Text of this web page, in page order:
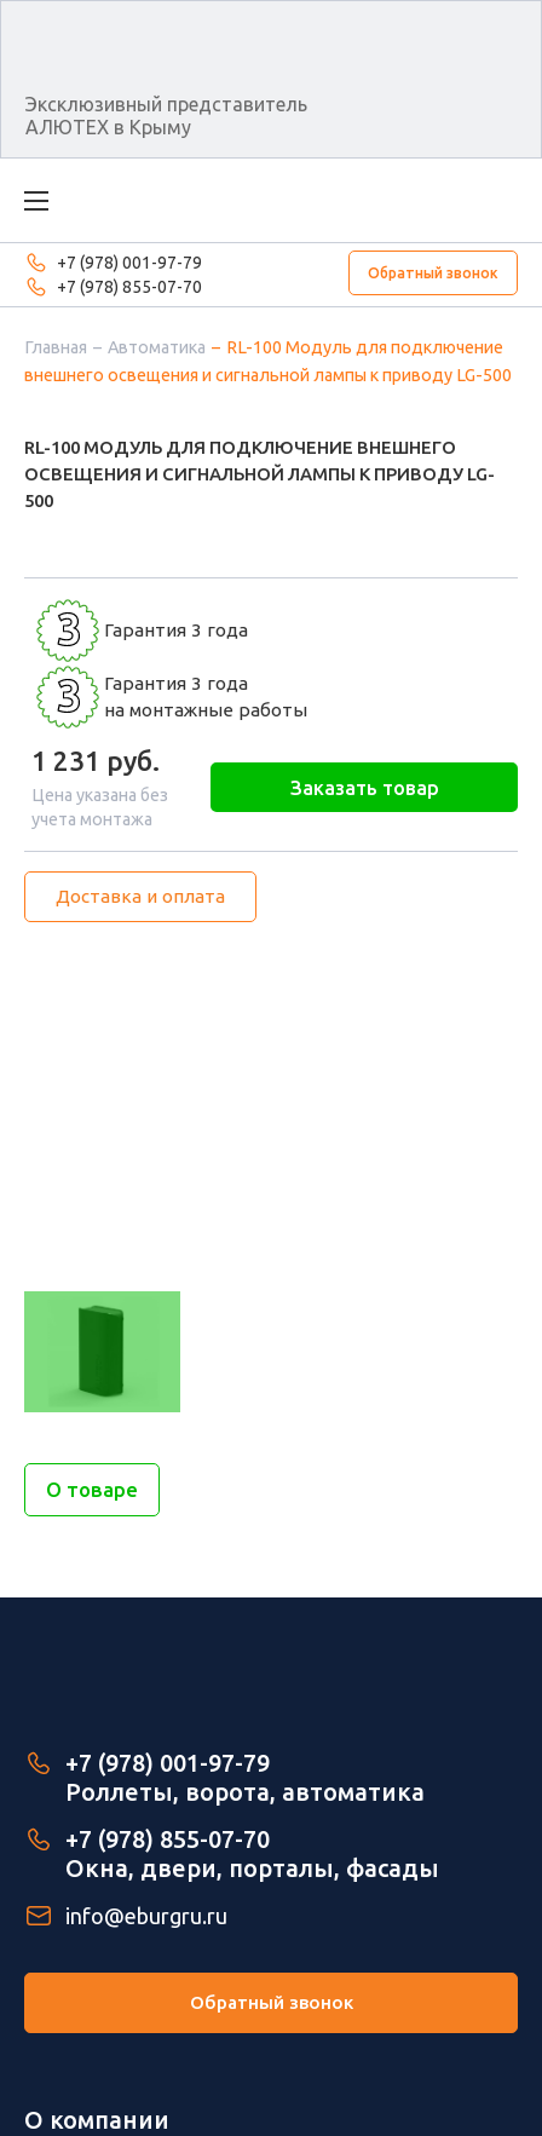
Эксклюзивный представитель
АЛЮТЕХ в Крыму
+7 (978) 001-97-79
+7 (978) 855-07-70
Обратный звонок
Главная Автоматика
RL-100 Модуль для подключение
внешнего освещения и сигнальной лампы к приводу LG-500
RL-100 МОДУЛЬ ДЛЯ ПОДКЛЮЧЕНИЕ ВНЕШНЕГО
ОСВЕЩЕНИЯ И СИГНАЛЬНОЙ ЛАМПЫ К ПРИВОДУ LG-
500
3 Гарантия 3 года
3
Гарантия 3 года
на монтажные работы
1 231 руб.
Цена указана без
учета монтажа
Заказать товар
Доставка и оплата
О товаре
+7 (978) 001-97-79
Роллеты, ворота, автоматика
+7 (978) 855-07-70
Окна, двери, порталы, фасады
info@eburgru.ru
Обратный звонок
О компании